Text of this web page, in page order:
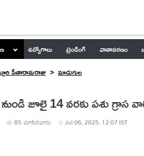
ఉద్యోగాలు ట్రెండింగ్ వాతావరణం
సీతారామరాజు మాడుగుల
జూలై 14 వరకు పశు గ్రాస
85 చూసినవారు Jul 06, 2025, 12:07 IST